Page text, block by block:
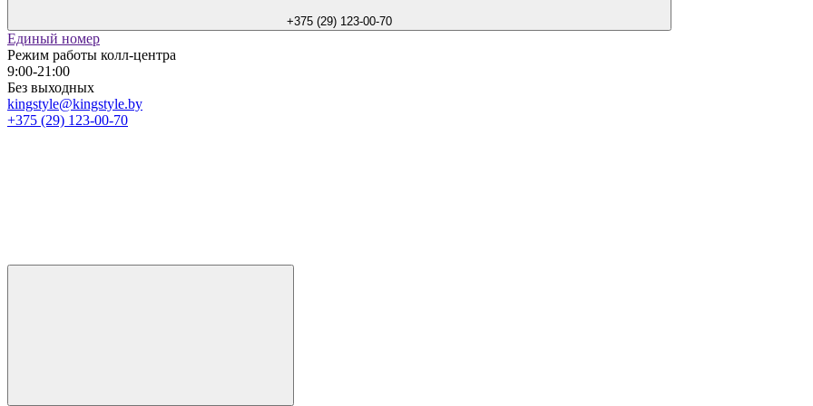
+375 (29) 123-00-70
Единый номер
Режим работы колл-центра
9:00-21:00
Без выходных
kingstyle@kingstyle.by
+375 (29) 123-00-70